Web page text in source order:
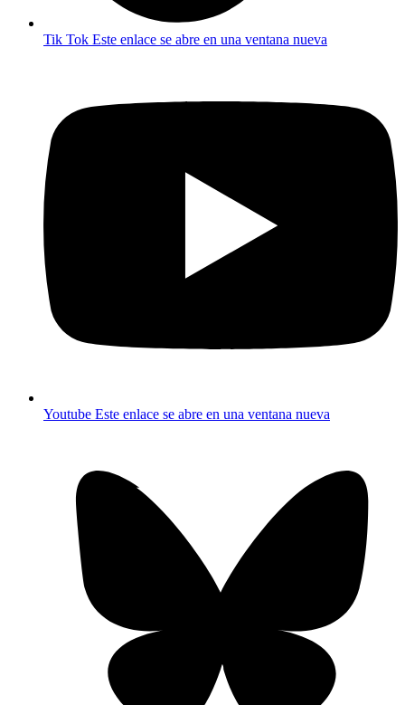
Tik Tok Este enlace se abre en una ventana nueva
Youtube Este enlace se abre en una ventana nueva